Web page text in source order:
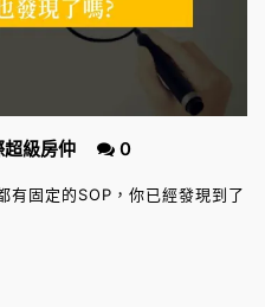
超級房仲 0
有固定的SOP，你已經發現到了